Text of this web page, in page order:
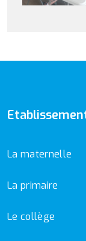
La maternelle
La primaire
Le collège